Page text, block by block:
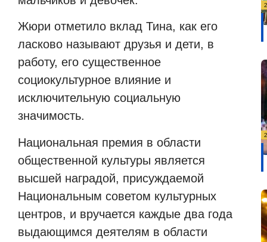
Жюри отметило вклад Тина, как его
ласково называют друзья и дети, в
работу, его существенное
социокультурное влияние и
исключительную социальную
значимость.
Национальная премия в области
общественной культуры является
высшей наградой, присуждаемой
Национальным советом культурных
центров, и вручается каждые два года
выдающимся деятелям в области